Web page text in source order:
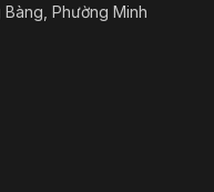
Phường Minh